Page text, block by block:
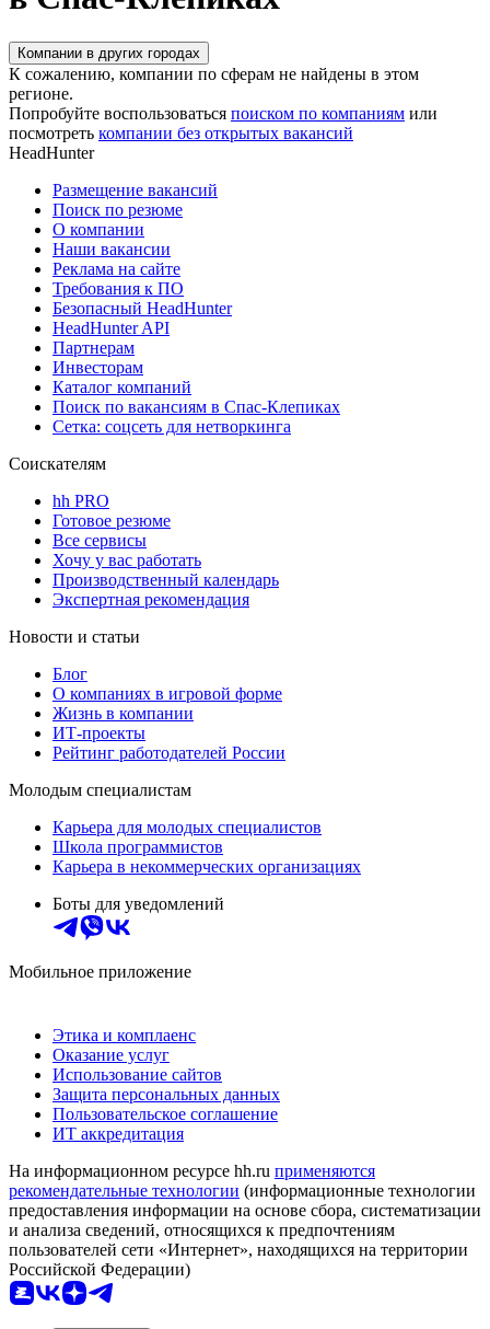
Компании в других городах
К сожалению, компании по сферам не найдены в этом
регионе.
Попробуйте воспользоваться поиском по компаниям или
посмотреть компании без открытых вакансий
HeadHunter
Размещение вакансий
Поиск по резюме
О компании
Наши вакансии
Реклама на сайте
Требования к ПО
Безопасный HeadHunter
HeadHunter API
Партнерам
Инвесторам
Каталог компаний
Поиск по вакансиям в Спас-Клепиках
Сетка: соцсеть для нетворкинга
Соискателям
hh PRO
Готовое резюме
Все сервисы
Хочу у вас работать
Производственный календарь
Экспертная рекомендация
Новости и статьи
Блог
О компаниях в игровой форме
Жизнь в компании
ИТ-проекты
Рейтинг работодателей России
Молодым специалистам
Карьера для молодых специалистов
Школа программистов
Карьера в некоммерческих организациях
Боты для уведомлений
Мобильное приложение
Этика и комплаенс
Оказание услуг
Использование сайтов
Защита персональных данных
Пользовательское соглашение
ИТ аккредитация
На информационном ресурсе hh.ru применяются
рекомендательные технологии (информационные технологии
предоставления информации на основе сбора, систематизации
и анализа сведений, относящихся к предпочтениям
пользователей сети «Интернет», находящихся на территории
Российской Федерации)